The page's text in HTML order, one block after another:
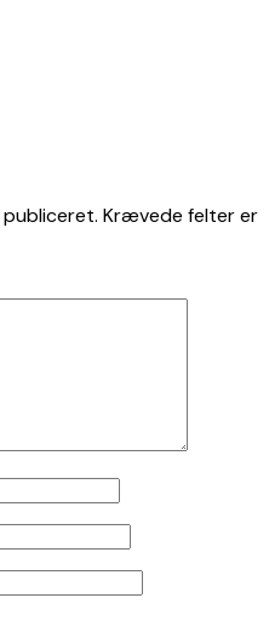
publiceret. Krævede felter er